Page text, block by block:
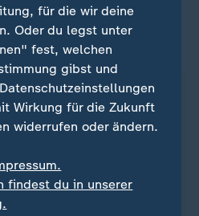
für die wir deine
Oder du legst unter
fest, welchen
gibst und
Wirkung für die Zukunft
widerrufen oder ändern.
findest du in unserer